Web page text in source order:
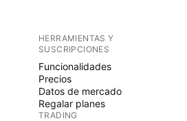
HERRAMIENTAS Y
SUSCRIPCIONES
Funcionalidades
Precios
Datos de mercado
Regalar planes
TRADING